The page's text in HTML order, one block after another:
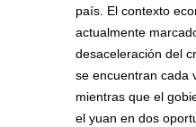
país. El contexto
actualmente
desaceleración del
se encuentran cada
mientras que el
el yuan en dos